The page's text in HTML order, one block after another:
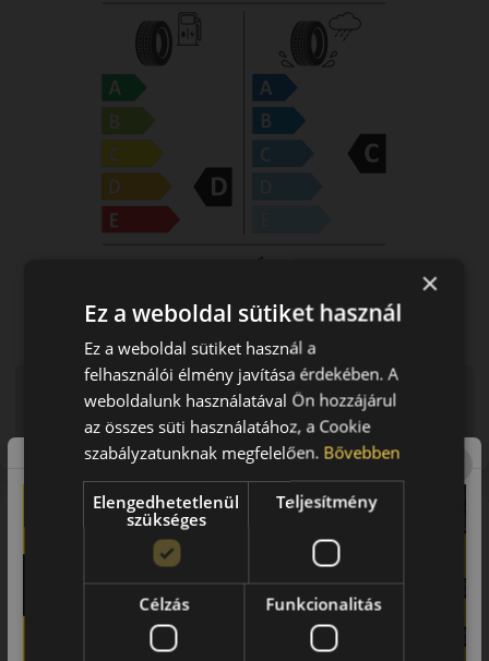
Triangle Tyre TR292 AgileX A/T – All-terrain SUV abroncs
A Triangle TR292 AgileX A/T egy sokoldalú nyári abroncs,
amelyet SUV-k és terepjárók számára fejlesztettek.
Figyelem a feltüntetett címke adatok tájékoztató
jellegűek. Előfordulhat, hogy még a korábbi EU-s címkével
ellátott abroncs kerül kiszállításra.
×
Ez a weboldal sütiket használ
Ez a weboldal sütiket használ a
felhasználói élmény javítása érdekében. A
weboldalunk használatával Ön hozzájárul
az összes süti használatához, a Cookie
szabályzatunknak megfelelően. Bővebben
Elengedhetetlenül
szükséges
Teljesítmény
Célzás Funkcionalitás